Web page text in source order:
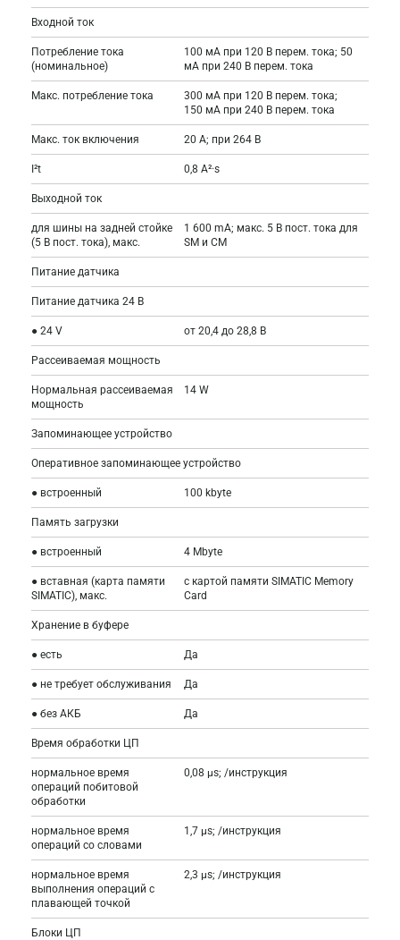
Входной ток
Потребление тока
(номинальное)
100 мА при 120 В перем. тока; 50
мА при 240 В перем. тока
Макс. потребление тока
300 мА при 120 В перем. тока;
150 мА при 240 В перем. тока
Макс. ток включения 20 A; при 264 В
I²t 0,8 A²·s
Выходной ток
для шины на задней стойке
(5 В пост. тока), макс.
1 600 mA; макс. 5 В пост. тока для
SM и CM
Питание датчика
Питание датчика 24 В
● 24 V от 20,4 до 28,8 В
Рассеиваемая мощность
Нормальная рассеиваемая
мощность
14 W
Запоминающее устройство
Оперативное запоминающее устройство
● встроенный 100 kbyte
Память загрузки
● встроенный 4 Mbyte
● вставная (карта памяти
SIMATIC), макс.
с картой памяти SIMATIC Memory
Card
Хранение в буфере
● есть Да
● не требует обслуживания Да
● без АКБ Да
Время обработки ЦП
нормальное время
операций побитовой
обработки
0,08 µs; /инструкция
нормальное время
операций со словами
1,7 µs; /инструкция
нормальное время
выполнения операций с
плавающей точкой
2,3 µs; /инструкция
Блоки ЦП